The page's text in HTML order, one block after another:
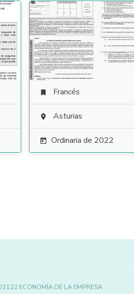
 Francés
 Asturias
 Ordinaria de 2022
ECONOMÍA DE LA EMPRESA